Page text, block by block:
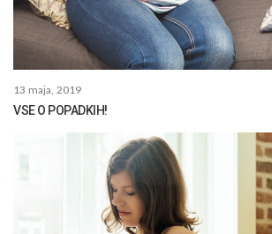
13 maja, 2019
VSE O POPADKIH!